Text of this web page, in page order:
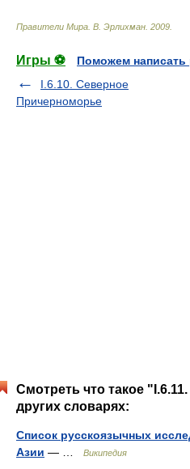
Правители Мира В. Эрлихман 2009
Игры ⚽
Поможем написать
I.6.10. Северное
Причерноморье
Смотреть что такое
других словарях:
Список русскоязычных
Азии — … Википедия